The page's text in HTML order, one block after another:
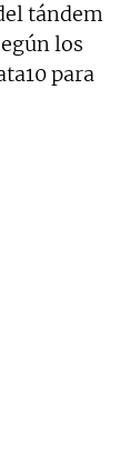
tándem
los
para